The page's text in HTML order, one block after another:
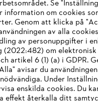
bestämmelser
WIRD NICHT
den wir noch nicht
Se
om cookies
Genom att klicka på
av alla
av personuppgifter i
(2022:482) om elektronisk
artikel 6 (1) (a) i GDPR.
avisar du
Under
enskilda cookies. Du
effekt återkalla ditt